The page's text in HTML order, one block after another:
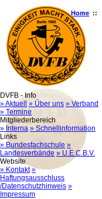
Home ::
DVFB - Info
» Aktuell
» Über uns » Verband
» Termine
Mitgliederbereich
» Interna » Schnellinformation
Links
» Bundesfachschule »
Landesverbände » U.E.C.B.V.
Website
» Kontakt »
Haftungsausschluss
/Datenschutzhinweis »
Impressum